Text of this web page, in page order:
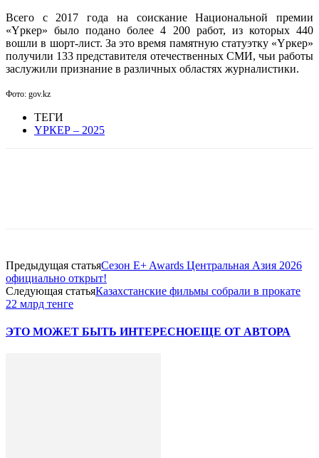
Всего с 2017 года на соискание Национальной премии
«Үркер» было подано более 4 200 работ, из которых 440
вошли в шорт-лист. За это время памятную статуэтку «Үркер»
получили 133 представителя отечественных СМИ, чьи работы
заслужили признание в различных областях журналистики.
Фото: gov.kz
ТЕГИ
ҮРКЕР – 2025
Предыдущая статьяСезон E+ Awards Центральная Азия 2026
официально открыт!
Следующая статьяКазахстанские фильмы собрали в прокате
22 млрд тенге
ЭТО МОЖЕТ БЫТЬ ИНТЕРЕСНОЕЩЕ ОТ АВТОРА